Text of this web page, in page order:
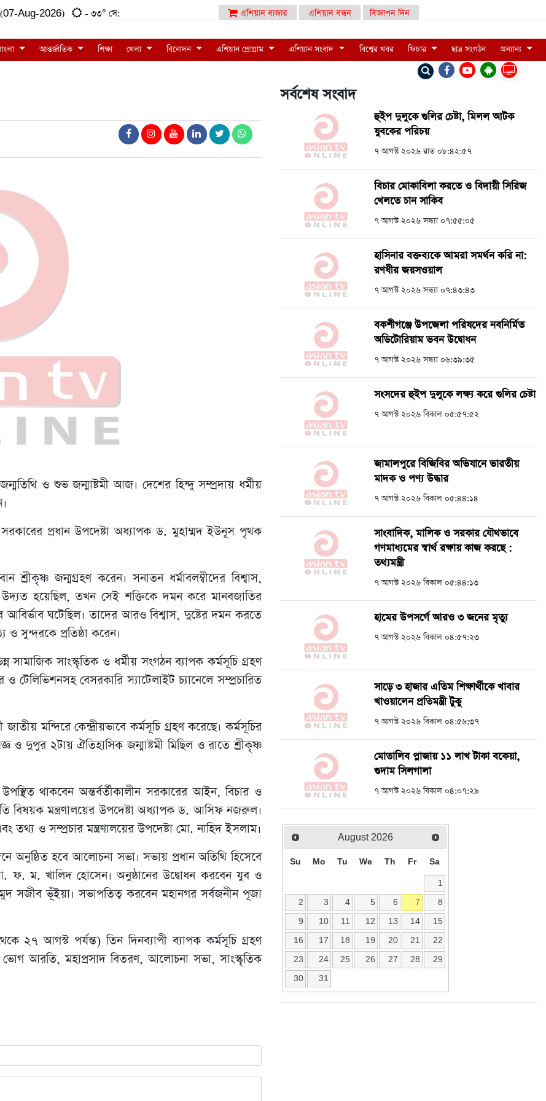
(07-Aug-2026) - ৩৩° সে: এশিয়ান বাজার এশিয়ান বন্ধন বিজ্ঞাপন দিন
LIVE
আন্তর্জাতিক শিক্ষা খেলা বিনোদন এশিয়ান প্রোগ্রাম এশিয়ান সংবাদ বিশ্বের খবর ফিচার ছাত্র সংগঠন অন্যান্য
ও শুভ জন্মাষ্টমী আজ। দেশের হিন্দু সম্প্রদায় ধর্মীয়
সরকারের প্রধান উপদেষ্টা অধ্যাপক ড. মুহাম্মদ ইউনূস পৃথক
শ্রীকৃষ্ণ জন্মগ্রহণ করেন। সনাতন ধর্মাবলম্বীদের বিশ্বাস,
হয়েছিল, তখন সেই শক্তিকে দমন করে মানবজাতির
আবির্ভাব ঘটেছিল। তাদের আরও বিশ্বাস, দুষ্টের দমন করতে
সুন্দরকে প্রতিষ্ঠা করেন।
সাংস্কৃতিক ও ধর্মীয় সংগঠন ব্যাপক কর্মসূচি গ্রহণ
টেলিভিশনসহ বেসরকারি স্যাটেলাইট চ্যানেলে সম্প্রচারিত
মন্দিরে কেন্দ্রীয়ভাবে কর্মসূচি গ্রহণ করেছে। কর্মসূচির
দুপুর ২টায় ঐতিহাসিক জন্মাষ্টমী মিছিল ও রাতে শ্রীকৃষ্ণ
থাকবেন অন্তর্বর্তীকালীন সরকারের আইন, বিচার ও
বিষয়ক মন্ত্রণালয়ের উপদেষ্টা অধ্যাপক ড. আসিফ নজরুল।
ও সম্প্রচার মন্ত্রণালয়ের উপদেষ্টা মো. নাহিদ ইসলাম।
অনুষ্ঠিত হবে আলোচনা সভা। সভায় প্রধান অতিথি হিসেবে
আ. ফ. ম. খালিদ হোসেন। অনুষ্ঠানের উদ্বোধন করবেন যুব ও
সজীব ভূঁইয়া। সভাপতিত্ব করবেন মহানগর সর্বজনীন পূজা
২৭ আগস্ট পর্যন্ত) তিন দিনব্যাপী ব্যাপক কর্মসূচি গ্রহণ
ভোগ আরতি, মহাপ্রসাদ বিতরণ, আলোচনা সভা, সাংস্কৃতিক
সর্বশেষ সংবাদ
হুইপ দুলুকে গুলির চেষ্টা, ‍মিলল আটক
যুবকের পরিচয়
৭ আগস্ট ২০২৬ রাত ০৮:৪২:৫৭
বিচার মোকাবিলা করতে ও বিদায়ী সিরিজ
খেলতে চান সাকিব
৭ আগস্ট ২০২৬ সন্ধ্যা ০৭:৫৫:০৫
হাসিনার বক্তব্যকে আমরা সমর্থন করি না:
রণধীর জয়সওয়াল
৭ আগস্ট ২০২৬ সন্ধ্যা ০৭:৪৩:৪৩
বকশীগঞ্জে উপজেলা পরিষদের নবনির্মিত
অডিটোরিয়াম ভবন উদ্বোধন
৭ আগস্ট ২০২৬ সন্ধ্যা ০৬:৩৯:৩৫
সংসদের হুইপ দুলুকে লক্ষ্য করে গুলির চেষ্টা
৭ আগস্ট ২০২৬ বিকাল ০৫:৫৭:৫২
জামালপুরে বিজিবির অভিযানে ভারতীয়
মাদক ও পণ্য উদ্ধার
৭ আগস্ট ২০২৬ বিকাল ০৫:৪৪:১৪
সাংবাদিক, মালিক ও সরকার যৌথভাবে
গণমাধ্যমের স্বার্থ রক্ষায় কাজ করছে :
তথ্যমন্ত্রী
৭ আগস্ট ২০২৬ বিকাল ০৫:৪৪:১৩
হামের উপসর্গে আরও ৩ জনের মৃত্যু
৭ আগস্ট ২০২৬ বিকাল ০৪:৫৭:২৩
সাড়ে ৩ হাজার এতিম শিক্ষার্থীকে খাবার
খাওয়ালেন প্রতিমন্ত্রী টুকু
৭ আগস্ট ২০২৬ বিকাল ০৪:৫৬:৩৭
মোতালিব প্লাজায় ১১ লাখ টাকা বকেয়া,
গুদাম সিলগালা
৭ আগস্ট ২০২৬ বিকাল ০৪:০৭:২৯
August 2026
Su Mo Tu We Th Fr Sa
1
2
3 4 5 6 7
8
9
10 11 12 13 14
15
16
17 18 19 20 21
22
23
24 25 26 27 28
29
30
31